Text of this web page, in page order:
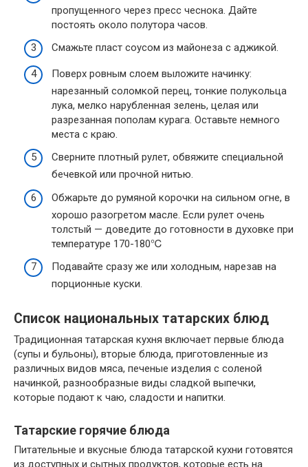
пропущенного через пресс чеснока. Дайте
постоять около полутора часов.
Смажьте пласт соусом из майонеза с аджикой.
Поверх ровным слоем выложите начинку:
нарезанный соломкой перец, тонкие полукольца
лука, мелко нарубленная зелень, целая или
разрезанная пополам курага. Оставьте немного
места с краю.
Сверните плотный рулет, обвяжите специальной
бечевкой или прочной нитью.
Обжарьте до румяной корочки на сильном огне, в
хорошо разогретом масле. Если рулет очень
толстый — доведите до готовности в духовке при
температуре 170-180℃
Подавайте сразу же или холодным, нарезав на
порционные куски.
Список национальных татарских блюд
Традиционная татарская кухня включает первые блюда
(супы и бульоны), вторые блюда, приготовленные из
различных видов мяса, печеные изделия с соленой
начинкой, разнообразные виды сладкой выпечки,
которые подают к чаю, сладости и напитки.
Татарские горячие блюда
Питательные и вкусные блюда татарской кухни готовятся
из доступных и сытных продуктов, которые есть на